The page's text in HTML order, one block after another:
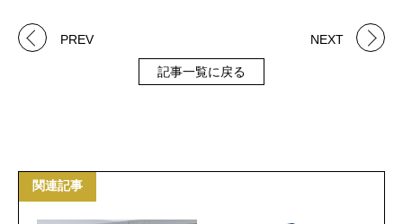
PREV
記事一覧に戻る
NEXT
関連記事